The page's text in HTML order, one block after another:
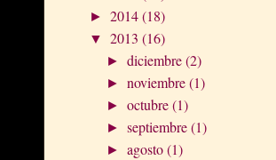
► 2014(18)
▼ 2013 (16)
►diciembre(2)
►noviembre(1)
►octubre(1)
►septiembre(1)
►agosto(1)